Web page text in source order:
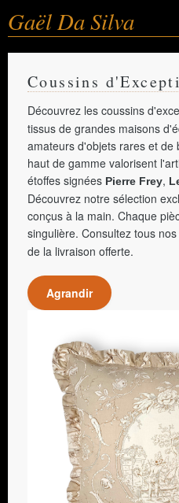
Gaël Da Silva
Coussins
Découvrez les coussins
tissus de grandes maisons
amateurs d'objets rares et de
haut de gamme valorisent
étoffes signées Pierre Frey,
Découvrez notre sélection
conçus à la main. Chaque
singulière. Consultez tous nos
de la livraison offerte.
Agrandir